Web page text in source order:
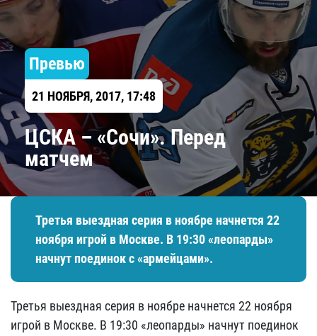
Превью
21 НОЯБРЯ, 2017, 17:48
ЦСКА – «Сочи». Перед
матчем
Третья выездная серия в ноябре начнется 22
ноября игрой в Москве. В 19:30 «леопарды»
начнут поединок с «армейцами».
Третья выездная серия в ноябре начнется 22 ноября
игрой в Москве. В 19:30 «леопарды» начнут поединок